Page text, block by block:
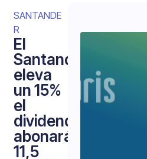
SANTANDE
R
El
Santander
eleva
un 15%
el
dividendo:
abonará
11,5